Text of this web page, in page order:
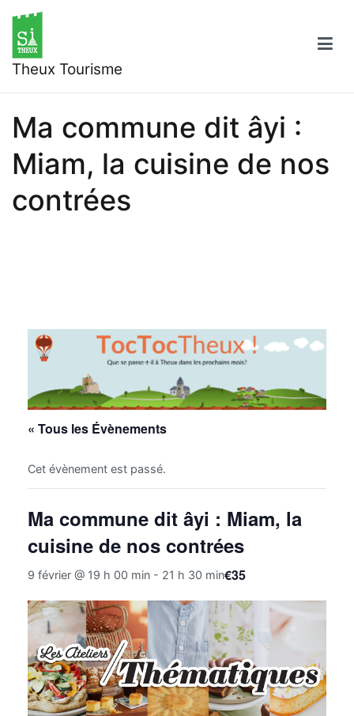
contenu
Theux Tourisme
Ma commune dit âyi :
Miam, la cuisine de nos
contrées
« Tous les Évènements
Cet évènement est passé.
Ma commune dit âyi : Miam, la
cuisine de nos contrées
9 février @ 19 h 00 min - 21 h 30 min€35